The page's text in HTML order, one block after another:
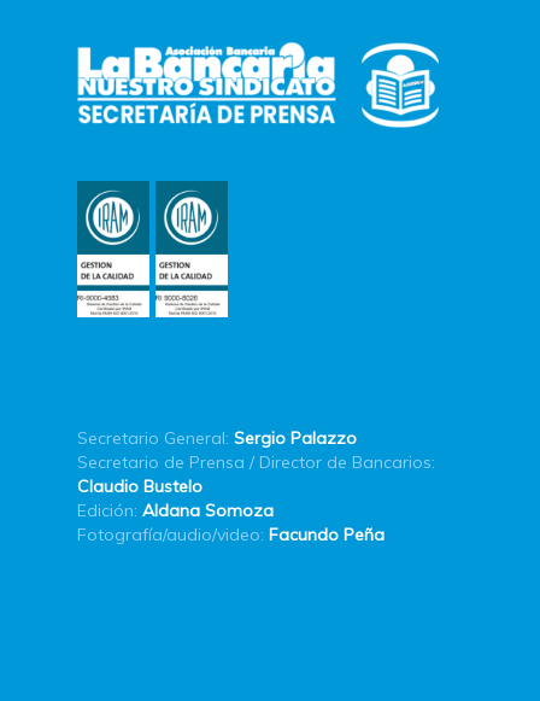
Secretario General: Sergio Palazzo
Secretario de Prensa / Director de Bancarios:
Claudio Bustelo
Edición: Aldana Somoza
Fotografía/audio/video: Facundo Peña